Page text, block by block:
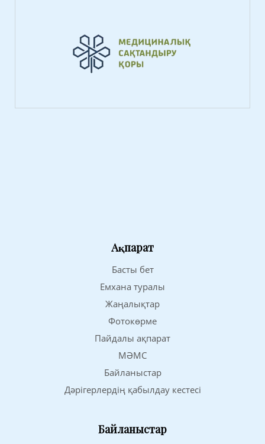
Ақпарат
Басты бет
Емхана туралы
Жаңалықтар
Фотокөрме
Пайдалы ақпарат
МӘМС
Байланыстар
Дәрігерлердің қабылдау кестесі
Байланыстар